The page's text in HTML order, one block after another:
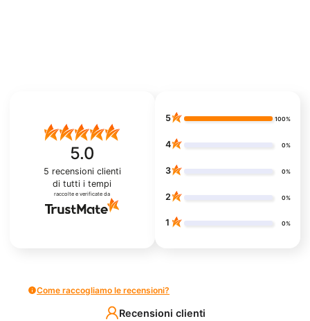
5.0
5 recensioni clienti
di tutti i tempi
raccolte e verificate da
5 100%
4 0%
3 0%
2 0%
1 0%
Come raccogliamo le recensioni?
Recensioni clienti